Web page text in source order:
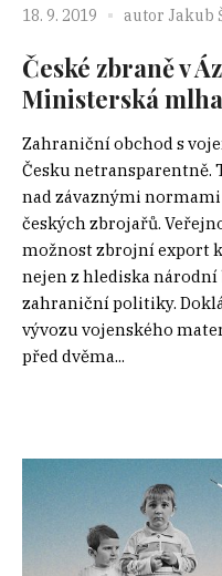
18. 9. 2019 autor Jakub
České zbraně v
Ministerská mlha
Zahraniční obchod s
Česku
nad závaznými
českých zbrojařů.
možnost zbrojní export
nejen z hlediska národní
zahraniční politiky.
vývozu vojenského
před dvěma...